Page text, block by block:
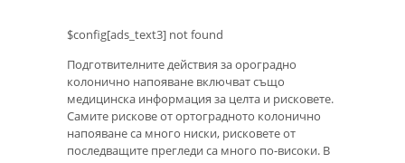
$config[ads_text3] not found
Подготвителните действия за ороградно
колонично напояване включват също
медицинска информация за целта и рисковете.
Самите рискове от ортоградното колонично
напояване са много ниски, рисковете от
последващите прегледи са много по-високи. В